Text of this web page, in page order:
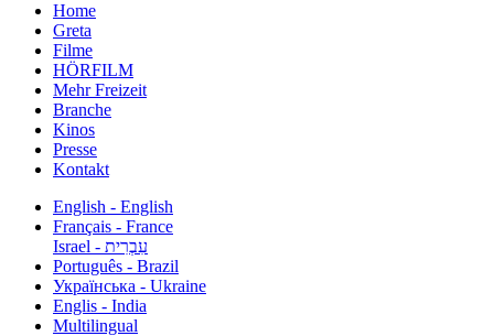
Home
Greta
Filme
HÖRFILM
Mehr Freizeit
Branche
Kinos
Presse
Kontakt
English - English
Français - France
עִבְרִית - Israel
Português - Brazil
Українська - Ukraine
Englis - India
Multilingual